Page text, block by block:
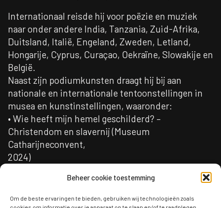
Beheer cookie toestemming
Om de beste ervaringen te bieden, gebruiken wij technologieën zoals
Internationaal reisde hij voor poëzie en muziek
naar onder andere India, Tanzania, Zuid-Afrika,
Duitsland, Italië, Engeland, Zweden, Letland,
Hongarije, Cyprus, Curaçao, Oekraïne, Slowakije en
België.
Naast zijn podiumkunsten draagt hij bij aan
nationale en internationale tentoonstellingen in
musea en kunstinstellingen, waaronder:
• Wie heeft mijn hemel geschilderd? –
Christendom en slavernij (Museum
Catharijneconvent,
2024)
Worlds (Tallinn Art Hall, Estland, 2024)
• Attachment nr.2 met Femke Herregraven –